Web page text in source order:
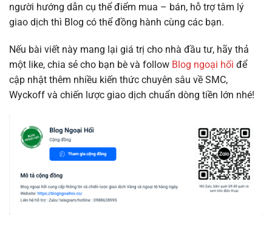
người hướng dẫn cụ thể điểm mua – bán, hỗ trợ tâm lý
giao dịch thì Blog có thể đồng hành cùng các bạn.
Nếu bài viết này mang lại giá trị cho nhà đầu tư, hãy thả
một like, chia sẻ cho bạn bè và follow Blog ngoại hối để
cập nhật thêm nhiều kiến thức chuyên sâu về SMC,
Wyckoff và chiến lược giao dịch chuẩn dòng tiền lớn nhé!